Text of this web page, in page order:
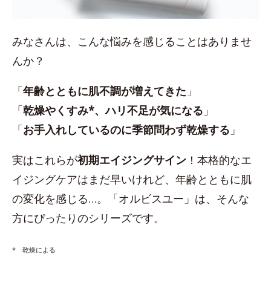
みなさんは、こんな悩みを感じることはありませ
んか？
「年齢とともに肌不調が増えてきた 」
「乾燥やくすみ*、ハリ不足が気になる 」
「お手入れしているのに季節問わず乾燥する 」
実はこれらが初期エイジングサイン ！本格的なエ
イジングケアはまだ早いけれど、年齢とともに肌
の変化を感じる…。「オルビスユー」は、そんな
方にぴったりのシリーズです。
* 乾燥による